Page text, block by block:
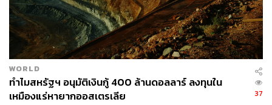
261
WORLD
ทำไมสหรัฐฯ อนุมัติเงินกู้ 400 ล้านดอลลาร์ ลงทุนใน
เหมืองแร่หายากออสเตรเลีย
37